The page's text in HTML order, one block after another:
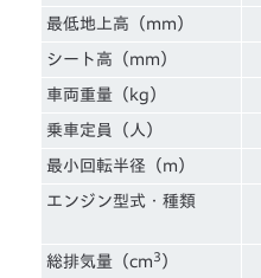
最低地上高（mm）
シート高（mm）
車両重量（kg）
乗車定員（人）
最小回転半径（m）
エンジン型式・種類
総排気量（cm 3 ）